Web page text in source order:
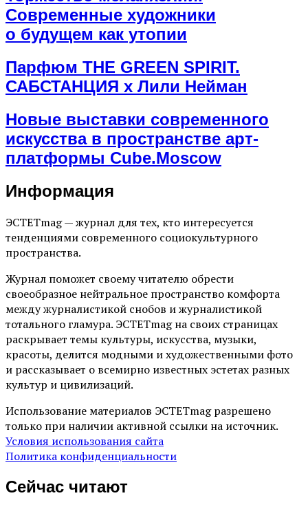
Современные художники
о будущем как утопии
Парфюм THE GREEN SPIRIT.
САБСТАНЦИЯ х Лили Нейман
Новые выставки современного
искусства в пространстве арт-
платформы Cube.Moscow
Информация
ЭСТЕТmag — журнал для тех, кто интересуется
тенденциями современного социокультурного
пространства.
Журнал поможет своему читателю обрести
своеобразное нейтральное пространство комфорта
между журналистикой снобов и журналистикой
тотального гламура. ЭСТЕТmag на своих страницах
раскрывает темы культуры, искусства, музыки,
красоты, делится модными и художественными фото
и рассказывает о всемирно известных эстетах разных
культур и цивилизаций.
Использование материалов ЭСТЕТmag разрешено
только при наличии активной ссылки на источник.
Условия использования сайта
Политика конфиденциальности
Сейчас читают